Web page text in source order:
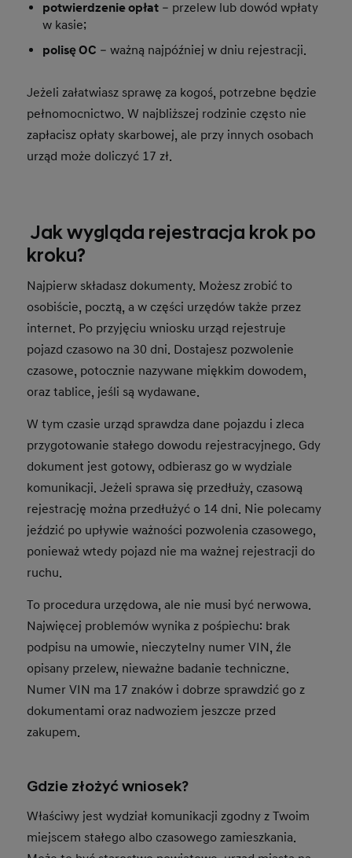
potwierdzenie opłat – przelew lub dowód wpłaty
w kasie;
polisę OC – ważną najpóźniej w dniu rejestracji.
Jeżeli załatwiasz sprawę za kogoś, potrzebne będzie
pełnomocnictwo. W najbliższej rodzinie często nie
zapłacisz opłaty skarbowej, ale przy innych osobach
urząd może doliczyć 17 zł.
Jak wygląda rejestracja krok po
kroku?
Najpierw składasz dokumenty. Możesz zrobić to
osobiście, pocztą, a w części urzędów także przez
internet. Po przyjęciu wniosku urząd rejestruje
pojazd czasowo na 30 dni. Dostajesz pozwolenie
czasowe, potocznie nazywane miękkim dowodem,
oraz tablice, jeśli są wydawane.
W tym czasie urząd sprawdza dane pojazdu i zleca
przygotowanie stałego dowodu rejestracyjnego. Gdy
dokument jest gotowy, odbierasz go w wydziale
komunikacji. Jeżeli sprawa się przedłuży, czasową
rejestrację można przedłużyć o 14 dni. Nie polecamy
jeździć po upływie ważności pozwolenia czasowego,
ponieważ wtedy pojazd nie ma ważnej rejestracji do
ruchu.
To procedura urzędowa, ale nie musi być nerwowa.
Najwięcej problemów wynika z pośpiechu: brak
podpisu na umowie, nieczytelny numer VIN, źle
opisany przelew, nieważne badanie techniczne.
Numer VIN ma 17 znaków i dobrze sprawdzić go z
dokumentami oraz nadwoziem jeszcze przed
zakupem.
Gdzie złożyć wniosek?
Właściwy jest wydział komunikacji zgodny z Twoim
miejscem stałego albo czasowego zamieszkania.